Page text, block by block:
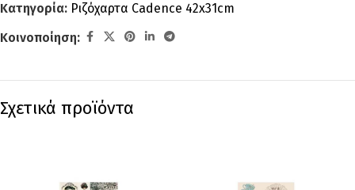
Κατηγορία: Ριζόχαρτα Cadence 42x31cm
Κοινοποίηση:
Σχετικά προϊόντα